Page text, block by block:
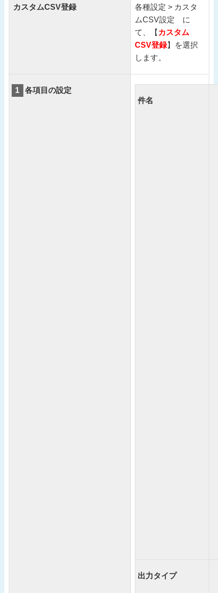
カスタムCSV登録
各種設定 > カスタ
ムCSV設定 に
て、【 カスタム
CSV登録】を選択
します。
1
各項目の設定
件名
出力タイプ